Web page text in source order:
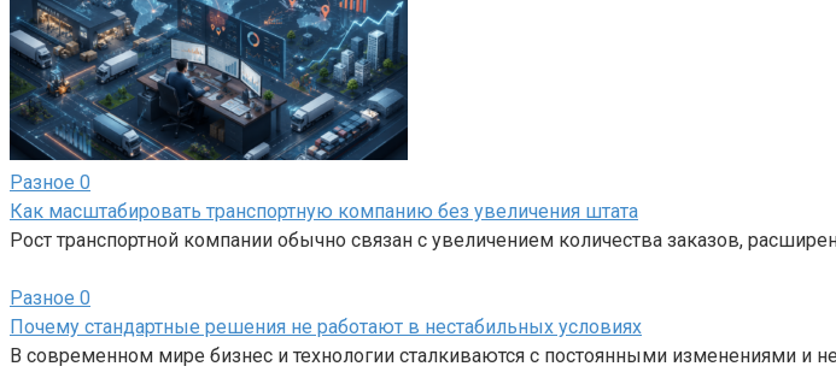
Разное 0
Как масштабировать транспортную компанию без увеличения штата
Рост транспортной компании обычно связан с увеличением количества заказов,
Разное 0
Почему стандартные решения не работают в нестабильных условиях
В современном мире бизнес и технологии сталкиваются с постоянными изменениями и